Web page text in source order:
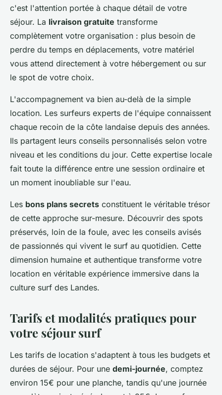
c'est l'attention portée à chaque détail de votre
séjour. La livraison gratuite transforme
complètement votre organisation : plus besoin de
perdre du temps en déplacements, votre matériel
vous attend directement à votre hébergement ou sur
le spot de votre choix.
L'accompagnement va bien au-delà de la simple
location. Les surfeurs experts de l'équipe connaissent
chaque recoin de la côte landaise depuis des années.
Ils partagent leurs conseils personnalisés selon votre
niveau et les conditions du jour. Cette expertise locale
fait toute la différence entre une session ordinaire et
un moment inoubliable sur l'eau.
Les bons plans secrets constituent le véritable trésor
de cette approche sur-mesure. Découvrir des spots
préservés, loin de la foule, avec les conseils avisés
de passionnés qui vivent le surf au quotidien. Cette
dimension humaine et authentique transforme votre
location en véritable expérience immersive dans la
culture surf des Landes.
Tarifs et modalités pratiques pour
votre séjour surf
Les tarifs de location s'adaptent à tous les budgets et
durées de séjour. Pour une demi-journée, comptez
environ 15€ pour une planche, tandis qu'une journée